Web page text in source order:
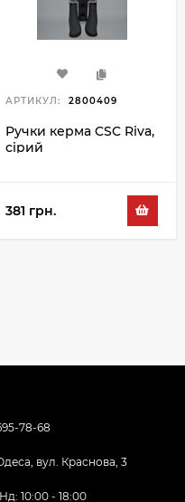
АРТИКУЛ: 2800409
Ручки керма CSC Riva,
сірий
381 грн.
78-68
вул. Краснова, 3
10:00 - 18:00